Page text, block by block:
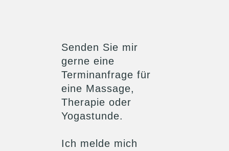
Senden Sie mir
gerne eine
Terminanfrage für
eine Massage,
Therapie oder
Yogastunde.
Ich melde mich